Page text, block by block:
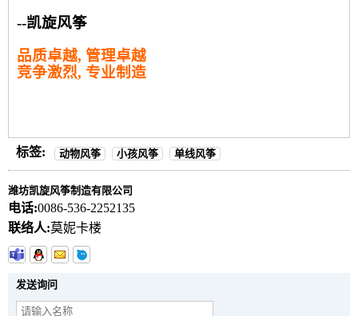
--凯旋风筝
品质卓越, 管理卓越
竞争激烈, 专业制造
标签: 动物风筝 小孩风筝 单线风筝
潍坊凯旋风筝制造有限公司
电话:0086-536-2252135
联络人:莫妮卡楼
发送询问